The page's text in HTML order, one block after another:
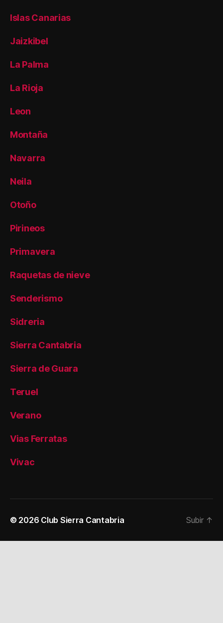
Islas Canarias
Jaizkibel
La Palma
La Rioja
Leon
Montaña
Navarra
Neila
Otoño
Pirineos
Primavera
Raquetas de nieve
Senderismo
Sidreria
Sierra Cantabria
Sierra de Guara
Teruel
Verano
Vias Ferratas
Vivac
© 2026 Club Sierra Cantabria Subir ↑